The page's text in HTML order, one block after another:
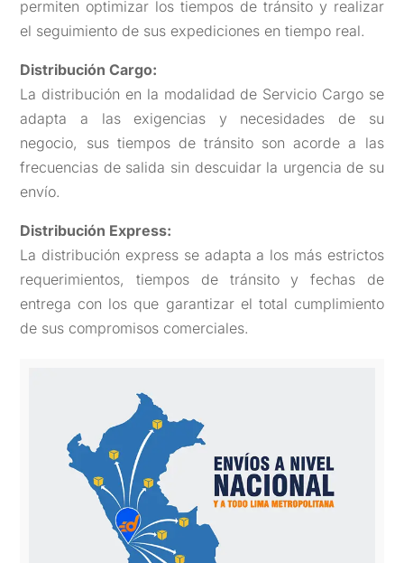
permiten optimizar los tiempos de tránsito y realizar
el seguimiento de sus expediciones en tiempo real.
Distribución Cargo:
La distribución en la modalidad de Servicio Cargo se
adapta a las exigencias y necesidades de su
negocio, sus tiempos de tránsito son acorde a las
frecuencias de salida sin descuidar la urgencia de su
envío.
Distribución Express:
La distribución express se adapta a los más estrictos
requerimientos, tiempos de tránsito y fechas de
entrega con los que garantizar el total cumplimiento
de sus compromisos comerciales.